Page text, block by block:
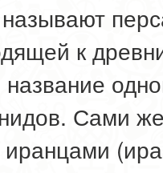
к
Сами
иранцами